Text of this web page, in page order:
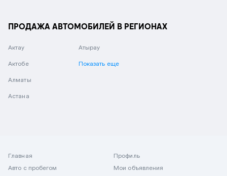
ПРОДАЖА АВТОМОБИЛЕЙ В РЕГИОНАХ
Актау
Актобе
Алматы
Астана
Атырау
Показать еще
Главная
Авто с пробегом
Профиль
Мои объявления